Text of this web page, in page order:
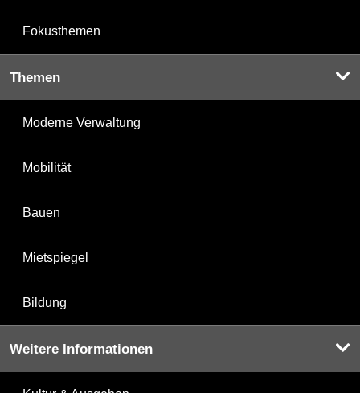
Fokusthemen
Themen
Moderne Verwaltung
Mobilität
Bauen
Mietspiegel
Bildung
Weitere Informationen